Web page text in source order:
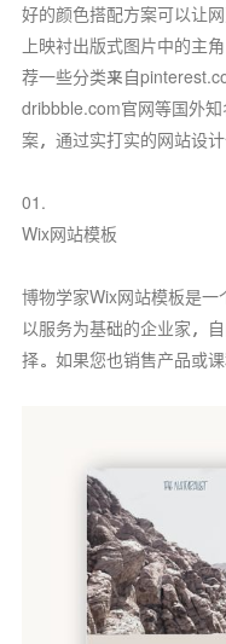
好的颜色搭配方案可以让
上映衬出版式图片中的主
荐一些分类来自
dribbble.com官网等国外
案，通过实打实的网站设
01.
Wix网站模板
博物学家Wix网站模板是
以服务为基础的企业家，
择。如果您也销售产品或